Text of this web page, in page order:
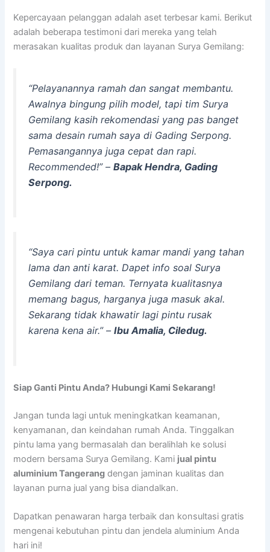
Kepercayaan pelanggan adalah aset terbesar kami. Berikut
adalah beberapa testimoni dari mereka yang telah
merasakan kualitas produk dan layanan Surya Gemilang:
“Pelayanannya ramah dan sangat membantu.
Awalnya bingung pilih model, tapi tim Surya
Gemilang kasih rekomendasi yang pas banget
sama desain rumah saya di Gading Serpong.
Pemasangannya juga cepat dan rapi.
Recommended!”–Bapak Hendra, Gading
Serpong.
“Saya cari pintu untuk kamar mandi yang tahan
lama dan anti karat. Dapet info soal Surya
Gemilang dari teman. Ternyata kualitasnya
memang bagus, harganya juga masuk akal.
Sekarang tidak khawatir lagi pintu rusak
karena kena air.”–Ibu Amalia, Ciledug.
Siap Ganti Pintu Anda? Hubungi Kami Sekarang!
Jangan tunda lagi untuk meningkatkan keamanan,
kenyamanan, dan keindahan rumah Anda. Tinggalkan
pintu lama yang bermasalah dan beralihlah ke solusi
modern bersama Surya Gemilang. Kami jual pintu
aluminium Tangerang dengan jaminan kualitas dan
layanan purna jual yang bisa diandalkan.
Dapatkan penawaran harga terbaik dan konsultasi gratis
mengenai kebutuhan pintu dan jendela aluminium Anda
hari ini!